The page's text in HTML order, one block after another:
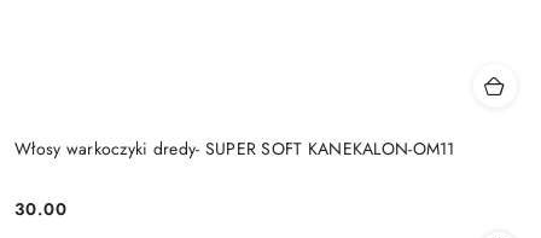
Włosy warkoczyki dredy- SUPER SOFT KANEKALON-OM11
Cena:
30.00